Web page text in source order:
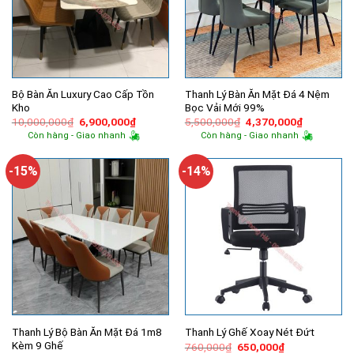
Bộ Bàn Ăn Luxury Cao Cấp Tồn
Kho
10,000,000₫ Giá
gốc
là:
6,900,000₫Giá
hiện
tại
6,900,000₫.
Còn hàng - Giao nhanh
Thanh Lý Bàn Ăn Mặt Đá 4 Nệm
Bọc Vải Mới 99%
5,500,000₫ Giá
gốc
là:
4,370,000₫Giá
hiện
tại
Còn hàng - Giao nhanh
-15%
Thanh Lý Bộ Bàn Ăn Mặt Đá 1m8
Kèm 9 Ghế
-14%
Thanh Lý Ghế Xoay Nét Đứt
760,000₫ Giá
650,000₫Giá